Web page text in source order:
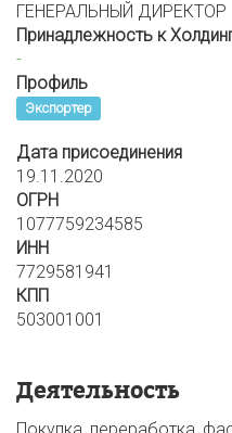
ГЕНЕРАЛЬНЫЙ ДИРЕКТОР
Принадлежность к
-
Профиль
Экспортер
Дата присоединения
19.11.2020
ОГРН
1077759234585
ИНН
7729581941
КПП
503001001
Деятельность